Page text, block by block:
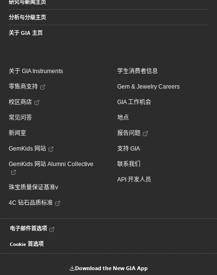
研究与新闻主页
分析与分级主页
关于 GIA 主页
关于 GIA Instruments
零售商支持
校区商店
常见问答
新闻室
GemKids 网站
GemKids 网站 Alumni Collective
珠宝质量保证基准v
4C 钻石品质标准
学生消费者信息
Gem & Jewelry Careers
GIA 工作机会
地点
报告问题
支持 GIA
联系我们
API 开发人员
电子邮件首选项
Cookie 首选项
Download the New GIA App